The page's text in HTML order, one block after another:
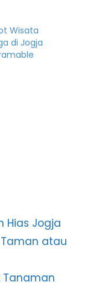
Wisata
di Jogja
Hias Jogja
atau
Tanaman